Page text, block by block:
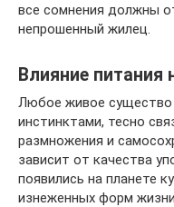
все сомнения должны
непрошенный жилец.
Влияние питания
Любое живое
инстинктами, тесно
размножения и
зависит от качества
появились на планете
изнеженных форм